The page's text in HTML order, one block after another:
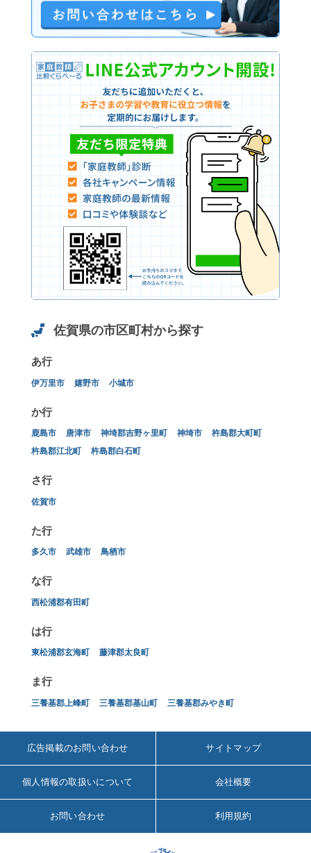
佐賀県の市区町村から探す
あ行
伊万里市 嬉野市 小城市
か行
鹿島市 唐津市 神埼郡吉野ヶ里町 神埼市
杵島郡大町町
杵島郡江北町
杵島郡白石町
さ行
佐賀市
た行
多久市 武雄市 鳥栖市
な行
西松浦郡有田町
は行
東松浦郡玄海町 藤津郡太良町
ま行
三養基郡上峰町 三養基郡基山町 三養基郡みやき町
広告掲載のお問い合わせ サイトマップ
個人情報の取扱いについて 会社概要
お問い合わせ 利用規約